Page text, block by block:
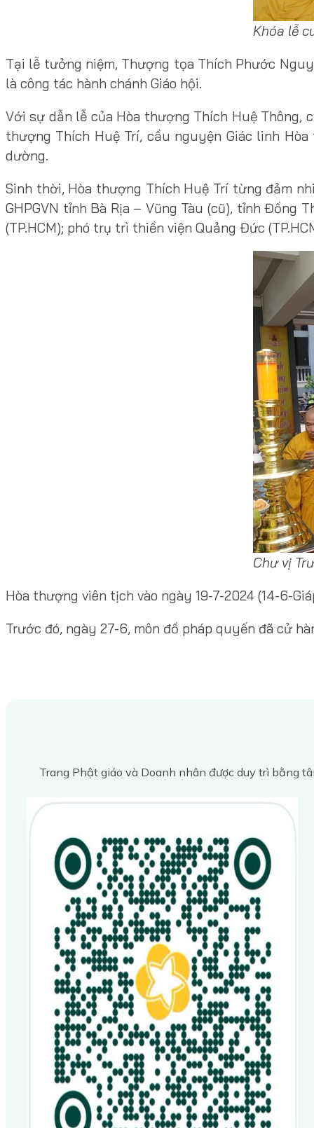
Khóa lễ
Tại lễ tưởng niệm, Thượng tọa Thích Phước
là công tác hành chánh Giáo hội.
Với sự dẫn lễ của Hòa thượng Thích Huệ
thượng Thích Huệ Trí, cầu nguyện Giác linh
dường.
Sinh thời, Hòa thượng Thích Huệ Trí từng đảm
GHPGVN tỉnh Bà Rịa – Vũng Tàu (cũ), tỉnh Đồng
(TP.HCM); phó trụ trì thiền viện Quảng Đức
Chư vị
Hòa thượng viên tịch vào ngày 19-7-2024 (14-6-
Trước đó, ngày 27-6, môn đồ pháp quyến đã cử
Trang Phật giáo và Doanh nhân được duy trì bằng